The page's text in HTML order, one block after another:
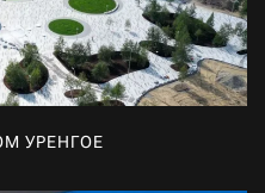
УРЕНГОЕ